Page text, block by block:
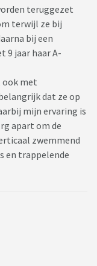
teruggezet
terwijl ze bij
bij een
9 jaar haar A-
ook met
dat ze op
mijn ervaring is
apart om de
zwemmend
en trappelende